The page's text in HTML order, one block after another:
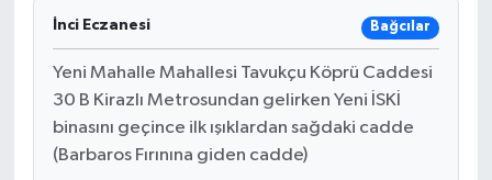
İnci Eczanesi Bağcılar
Yeni Mahalle Mahallesi Tavukçu Köprü Caddesi
30 B Kirazlı Metrosundan gelirken Yeni İSKİ
binasını geçince ilk ışıklardan sağdaki cadde
(Barbaros Fırınına giden cadde)